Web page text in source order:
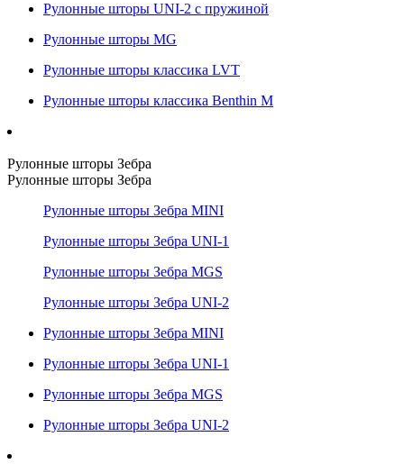
Рулонные шторы UNI-2 с пружиной
Рулонные шторы MG
Рулонные шторы классика LVT
Рулонные шторы классика Benthin M
Рулонные шторы Зебра
Рулонные шторы Зебра
Рулонные шторы Зебра MINI
Рулонные шторы Зебра UNI-1
Рулонные шторы Зебра MGS
Рулонные шторы Зебра UNI-2
Рулонные шторы Зебра MINI
Рулонные шторы Зебра UNI-1
Рулонные шторы Зебра MGS
Рулонные шторы Зебра UNI-2